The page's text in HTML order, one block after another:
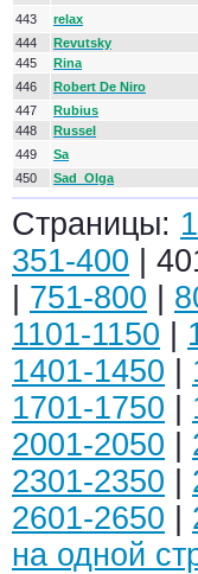
443
relax
444
Revutsky
445
Rina
446
Robert De Niro
447
Rubius
448
Russel
449
Sa
450
Sad_Olga
Страницы:
351-400 |
751-800
1101-1150
1401-1450
1701-1750
2001-2050
2301-2350
2601-2650
на одной